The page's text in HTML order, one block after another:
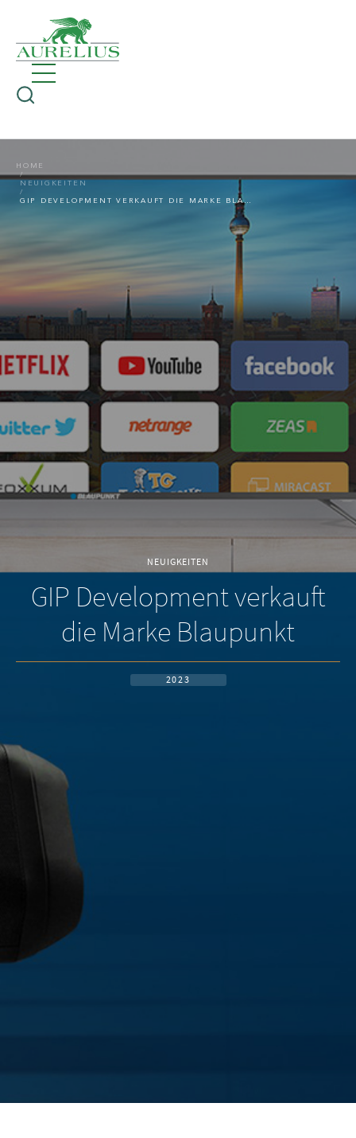
HOME
NEUIGKEITEN
GIP DEVELOPMENT VERKAUFT DIE MARKE BLAUPUNKT
NEUIGKEITEN
GIP Development verkauft
die Marke Blaupunkt
2023